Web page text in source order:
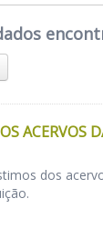
ACERVOS
dos